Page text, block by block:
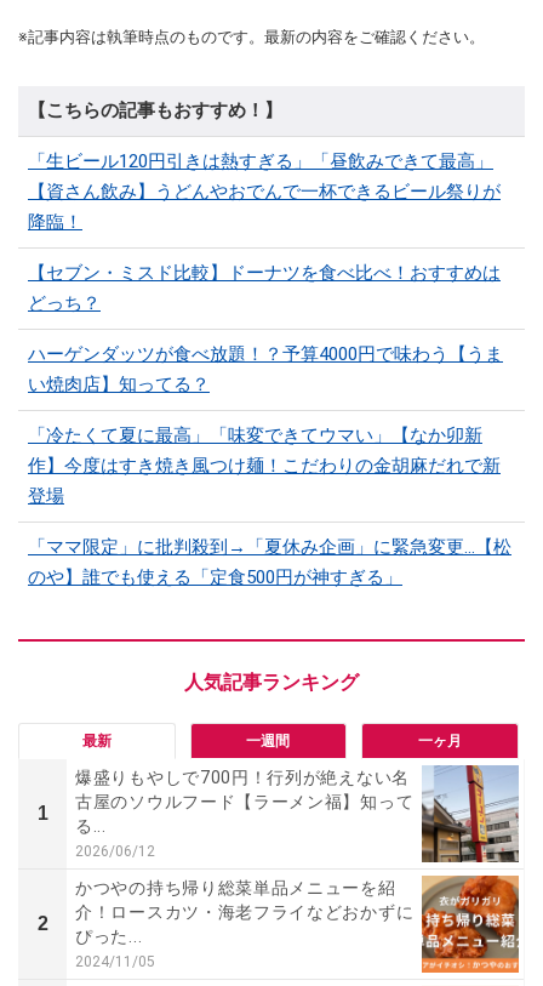
※記事内容は執筆時点のものです。最新の内容をご確認ください。
【こちらの記事もおすすめ！】
「生ビール120円引きは熱すぎる」「昼飲みできて最高」
【資さん飲み】うどんやおでんで一杯できるビール祭りが
降臨！
【セブン・ミスド比較】ドーナツを食べ比べ！おすすめは
どっち？
ハーゲンダッツが食べ放題！？予算4000円で味わう【うま
い焼肉店】知ってる？
「冷たくて夏に最高」「味変できてウマい」【なか卯新
作】今度はすき焼き風つけ麺！こだわりの金胡麻だれで新
登場
「ママ限定」に批判殺到→「夏休み企画」に緊急変更…【松
のや】誰でも使える「定食500円が神すぎる」
最新 一週間 一ヶ月
1
爆盛りもやしで700円！行列が絶えない名
古屋のソウルフード【ラーメン福】知って
る...
2026/06/12
2
かつやの持ち帰り総菜単品メニューを紹
介！ロースカツ・海老フライなどおかずに
ぴった...
2024/11/05